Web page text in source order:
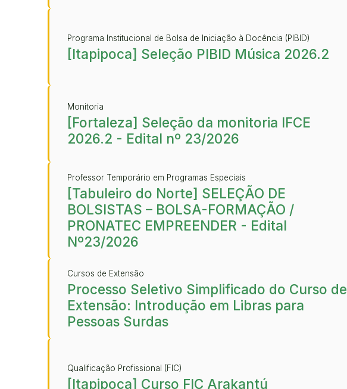
Programa Institucional de Bolsa de Iniciação à Docência (PIBID)
[Itapipoca] Seleção PIBID Música 2026.2
Monitoria
[Fortaleza] Seleção da monitoria IFCE
2026.2 - Edital nº 23/2026
Professor Temporário em Programas Especiais
[Tabuleiro do Norte] SELEÇÃO DE
BOLSISTAS – BOLSA-FORMAÇÃO /
PRONATEC EMPREENDER - Edital
Nº23/2026
Cursos de Extensão
Processo Seletivo Simplificado do Curso de
Extensão: Introdução em Libras para
Pessoas Surdas
Qualificação Profissional (FIC)
[Itapipoca] Curso FIC Arakantú